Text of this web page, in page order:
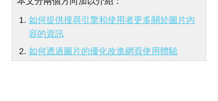
如何提供搜尋引擎和使用者更多關於圖片內
容的資訊
如何透過圖片的優化改進網頁使用體驗